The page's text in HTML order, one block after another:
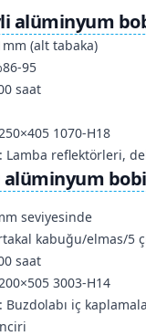
alüminyum
(alt tabaka)
95
saat
1070-H18
Lamba reflektörleri,
alüminyum
seviyesinde
kabuğu/elmas/5
saat
3003-H14
iç